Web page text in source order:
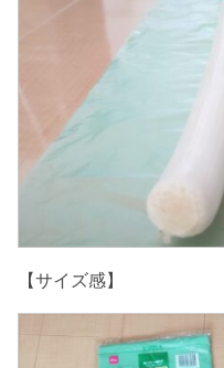
【サイズ感】